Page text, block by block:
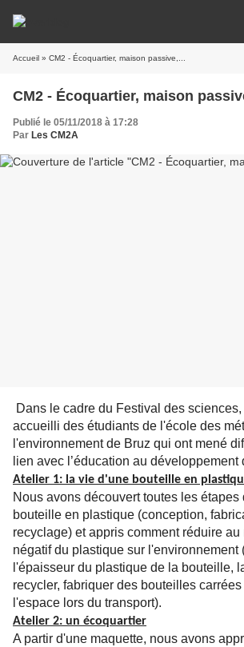
Accueil » CM2 - Écoquartier, maison passive,...
CM2 - Écoquartier, maison
Publié le 05/11/2018 à 17:28
Par Les CM2A
Dans le cadre du Festival des
accueilli des étudiants de l'école des
l'environnement de Bruz qui ont mené
lien avec l’éducation au développement
Atelier 1: la vie d'une bouteille en
Nous avons découvert toutes les
bouteille en plastique (conception,
recyclage) et appris comment réduire
négatif du plastique sur l'environnement
l'épaisseur du plastique de la bouteille,
recycler, fabriquer des bouteilles
l'espace lors du transport).
Atelier 2: un écoquartier
A partir d'une maquette, nous avons